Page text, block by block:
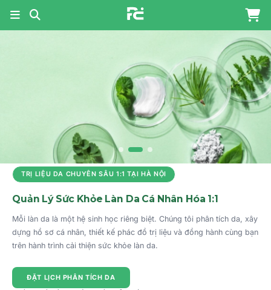
PHARMA COSMETICS
TRỊ LIỆU DA CHUYÊN SÂU 1:1 TẠI HÀ NỘI
Quản Lý Sức Khỏe Làn Da Cá Nhân Hóa 1:1
Mỗi làn da là một hệ sinh học riêng biệt. Chúng tôi phân tích da, xây
dựng hồ sơ cá nhân, thiết kế phác đồ trị liệu và đồng hành cùng bạn
trên hành trình cải thiện sức khỏe làn da.
ĐẶT LỊCH PHÂN TÍCH DA